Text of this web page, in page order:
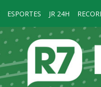
ESPORTES JR 24H